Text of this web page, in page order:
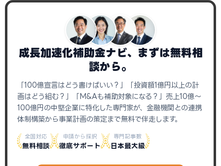
成長加速化補助金ナビ、まずは無料相
談から。
「100億宣言はどう書けばいい？」「投資額1億円以上の計
画はどう組む？」「M&Aも補助対象になる？」売上10億〜
100億円の中堅企業に特化した専門家が、金融機関との連携
体制構築から事業計画の策定まで無料で伴走します。
全国対応
無料相談
申請から採択
徹底サポート
専門記事数
日本最大級